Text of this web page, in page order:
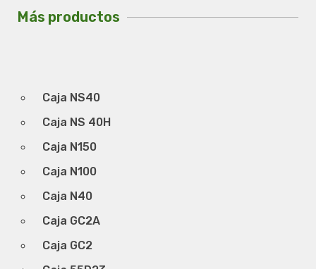
Más productos
Caja NS40
Caja NS 40H
Caja N150
Caja N100
Caja N40
Caja GC2A
Caja GC2